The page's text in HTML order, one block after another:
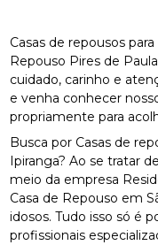
Casas de repousos
Repouso Pires de
cuidado, carinho e
e venha conhecer
propriamente para
Busca por Casas de
Ipiranga? Ao se tratar
meio da empresa
Casa de Repouso em
idosos. Tudo isso só é
profissionais